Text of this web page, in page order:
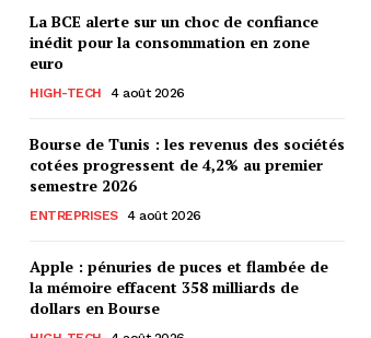
La BCE alerte sur un choc de confiance
inédit pour la consommation en zone
euro
HIGH-TECH 4 août 2026
Bourse de Tunis : les revenus des sociétés
cotées progressent de 4,2% au premier
semestre 2026
ENTREPRISES 4 août 2026
Apple : pénuries de puces et flambée de
la mémoire effacent 358 milliards de
dollars en Bourse